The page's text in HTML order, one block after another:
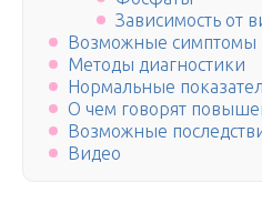
Зависимость от
Возможные симптомы
Методы диагностики
Нормальные
О чем говорят
Возможные
Видео